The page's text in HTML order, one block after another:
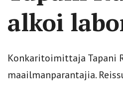
alkoi
Konkaritoimittaja Tapani
maailmanparantajia.